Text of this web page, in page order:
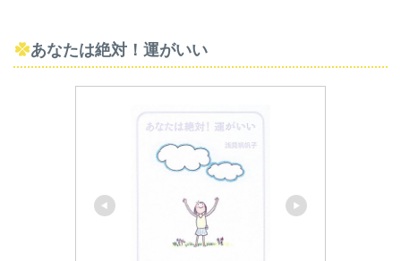
あなたは絶対！運がいい